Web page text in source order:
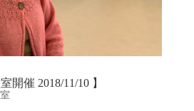
開催 2018/11/10 】